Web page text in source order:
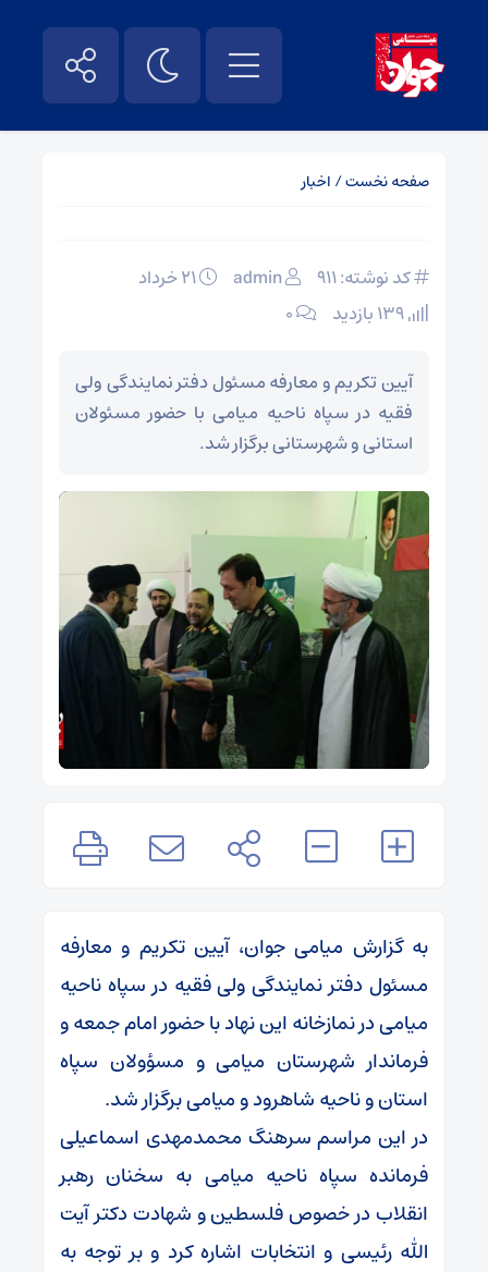
صفحه نخست/ اخبار
کد نوشته: 911 admin
۰
آیین تکریم و معارفه مسئول دفتر نمایندگی ولی
فقیه در سپاه ناحیه میامی با حضور مسئولان
استانی و شهرستانی برگزار شد.
به گزارش میامی جوان، آیین تکریم و معارفه
مسئول دفتر نمایندگی ولی فقیه در سپاه ناحیه
میامی در نمازخانه این نهاد با حضور امام جمعه و
فرماندار شهرستان میامی و مسؤولان سپاه
استان و ناحیه شاهرود و میامی برگزار شد.
در این مراسم سرهنگ محمدمهدی اسماعیلی
فرمانده سپاه ناحیه میامی به سخنان رهبر
انقلاب در خصوص فلسطین و شهادت دکتر آیت
الله رئیسی و انتخابات اشاره کرد و بر توجه به